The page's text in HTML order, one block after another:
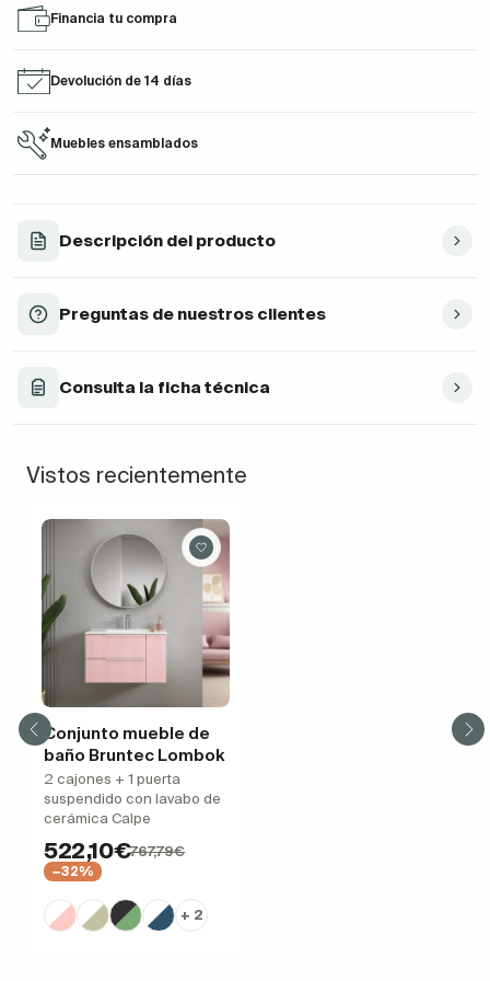
Financia tu compra
Devolución de 14 días
Muebles ensamblados
Descripción del producto
Preguntas de nuestros clientes
Consulta la ficha técnica
Vistos recientemente
Conjunto mueble de
baño Bruntec Lombok
2 cajones + 1 puerta
suspendido con lavabo de
cerámica Calpe
522,10€767,79€
−32%
+ 2